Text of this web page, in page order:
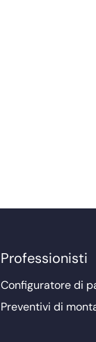
Professionisti
Configuratore di
Preventivi di